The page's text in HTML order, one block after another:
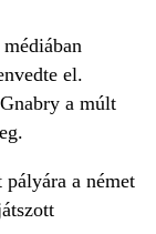
el.
a múlt
a német